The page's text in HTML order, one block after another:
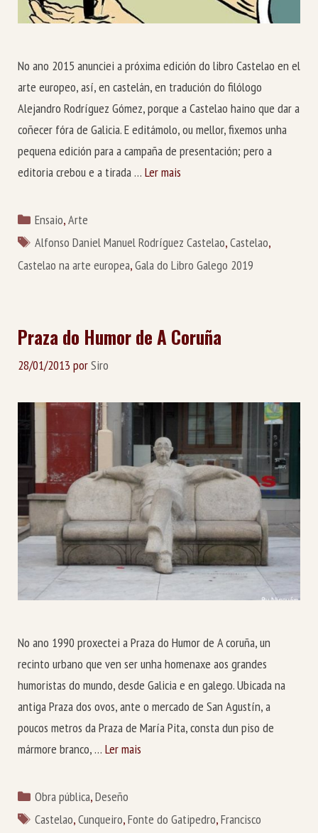
No ano 2015 anunciei a próxima edición do libro Castelao en el
arte europeo, así, en castelán, en tradución do filólogo
Alejandro Rodríguez Gómez, porque a Castelao haino que dar a
coñecer fóra de Galicia. E editámolo, ou mellor, fixemos unha
pequena edición para a campaña de presentación; pero a
editoria crebou e a tirada … Ler mais
Categorías
Ensaio,Arte
Etiquetas
Alfonso Daniel Manuel Rodríguez Castelao,Castelao,
Castelao na arte europea,Gala do Libro Galego 2019
Praza do Humor de A Coruña
28/01/2013 porSiro
No ano 1990 proxectei a Praza do Humor de A coruña, un
recinto urbano que ven ser unha homenaxe aos grandes
humoristas do mundo, desde Galicia e en galego. Ubicada na
antiga Praza dos ovos, ante o mercado de San Agustín, a
poucos metros da Praza de María Pita, consta dun piso de
mármore branco, … Ler mais
Categorías
Obra pública,Deseño
Etiquetas
Castelao,Cunqueiro,Fonte do Gatipedro,Francisco